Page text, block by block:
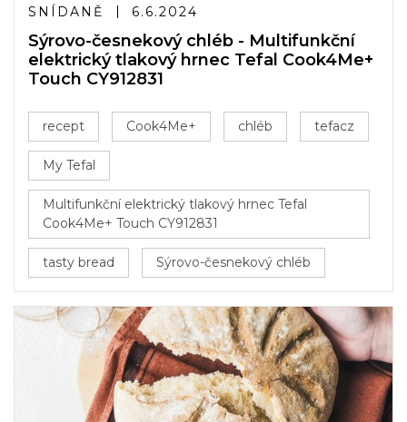
SNÍDANĚ 6.6.2024
Sýrovo-česnekový chléb - Multifunkční
elektrický tlakový hrnec Tefal Cook4Me+
Touch CY912831
recept Cook4Me+ chléb tefacz
My Tefal
Multifunkční elektrický tlakový hrnec Tefal
Cook4Me+ Touch CY912831
tasty bread Sýrovo-česnekový chléb